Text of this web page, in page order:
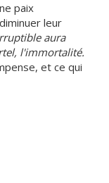
paix
leur
aura
l'immortalité.
et ce qui